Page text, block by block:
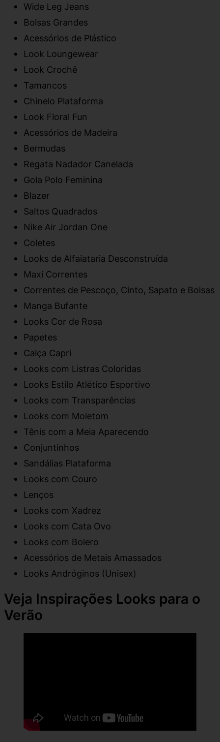
Wide Leg Jeans
Bolsas Grandes
Acessórios de Plástico
Look Loungewear
Look Crochê
Tamancos
Chinelo Plataforma
Look Floral Fun
Acessórios de Madeira
Bermudas
Regata Nadador Canelada
Gola Polo Feminina
Blazer
Saltos Quadrados
Nike Air Jordan One
Coletes
Looks de Alfaiataria Desconstruída
Maxi Correntes
Correntes de Pescoço, Cinto, Sapato e Bolsas
Manga Bufante
Looks Cor de Rosa
Papetes
Calça Capri
Looks com Listras Coloridas
Looks Estilo Atlético Esportivo
Looks com Transparências
Looks com Moletom
Tênis com a Meia Aparecendo
Conjuntinhos
Sandálias Plataforma
Looks com Couro
Lenços
Looks com Xadrez
Looks com Cata Ovo
Looks com Bolero
Acessórios de Metais Amassados
Looks Andróginos (Unisex)
Veja Inspirações Looks para o
Verão